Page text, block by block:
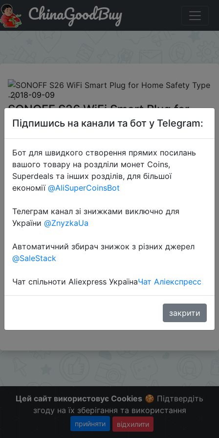
Код на знижку DSDLSALE7 SONOFF S26 WiFi Smart Plug
for Home Safety Type - F
ChinaGoodBuy
2018-09-09
SONOFF S26 WiFi Smart Plug for
Home Safety Type - F
$7.99
Перейти до магазину
Додаткова інформація відсутня.
Слідкуйте за знижками на мобільному, в телеграм
Цей сайт використовує Cookies 🍪 Підтвердіть
згоду на їх зберігання та використання
прийняти відхилити
Підпишись на канали та бот у Telegram:
Бот для швидкого створення прямих посилань
вашого товару на роздліли монет Coins,
Superdeals та інших розділів, для більшої
економії @AliSuperCoinsBot
Телеграм канал зі знижками виключно для
України @ZnyzkaUa
Автоматичний збирач знижок з різних джерел
@SaleStack
Чат спільноти Aliexpress УкраїнаЧат Аліекспресс
закрити